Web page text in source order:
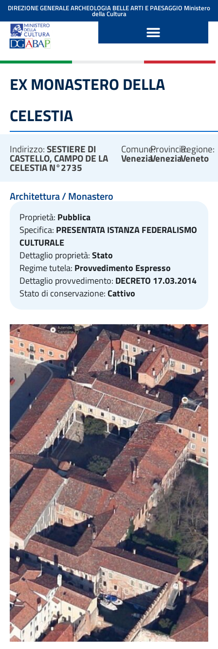
contenuto
DIREZIONE GENERALE ARCHEOLOGIA BELLE ARTI E PAESAGGIO Ministero
della Cultura
EX MONASTERO DELLA
CELESTIA
Indirizzo:SESTIERE DI
CASTELLO, CAMPO DE LA
CELESTIA N°2735
Comune:
Venezia
Provincia:
Venezia
Regione:
Veneto
Architettura / Monastero
Proprietà: Pubblica
Specifica: PRESENTATA ISTANZA FEDERALISMO
CULTURALE
Dettaglio proprietà:Stato
Regime tutela: Provvedimento Espresso
Dettaglio provvedimento: DECRETO 17.03.2014
Stato di conservazione:Cattivo